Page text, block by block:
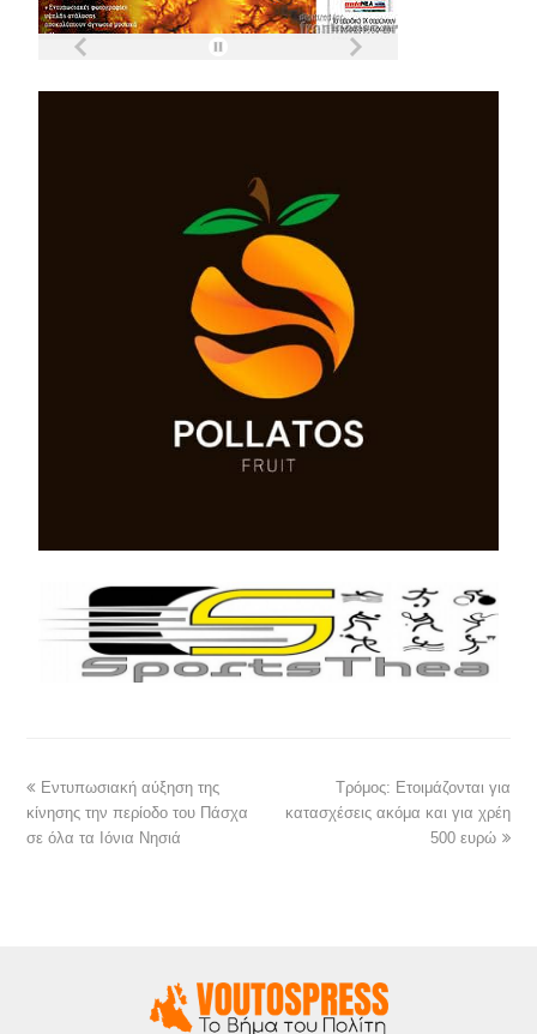
Εντυπωσιακή αύξηση της
κίνησης την περίοδο του Πάσχα
σε όλα τα Ιόνια Νησιά
Τρόμος: Ετοιμάζονται για
κατασχέσεις ακόμα και για χρέη
500 ευρώ